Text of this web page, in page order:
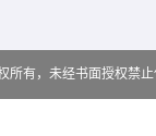
所有，未经书面授权